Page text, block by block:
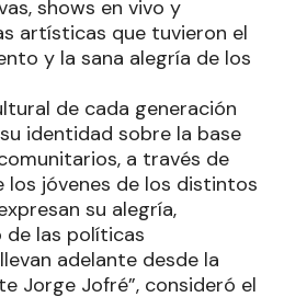
shows en vivo y
artísticas que tuvieron el
y la sana alegría de los
de cada generación
identidad sobre la base
a través de
los jóvenes de los distintos
su alegría,
las políticas
adelante desde la
Jorge Jofré”, consideró el